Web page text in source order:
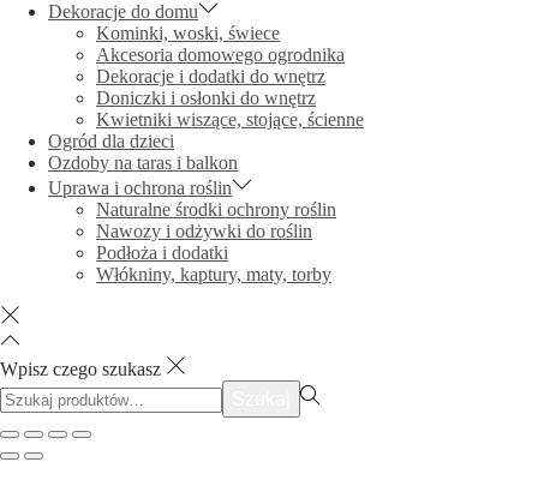
Dekoracje do domu
Kominki, woski, świece
Akcesoria domowego ogrodnika
Dekoracje i dodatki do wnętrz
Doniczki i osłonki do wnętrz
Kwietniki wiszące, stojące, ścienne
Ogród dla dzieci
Ozdoby na taras i balkon
Uprawa i ochrona roślin
Naturalne środki ochrony roślin
Nawozy i odżywki do roślin
Podłoża i dodatki
Włókniny, kaptury, maty, torby
Wpisz czego szukasz
Szukać:>